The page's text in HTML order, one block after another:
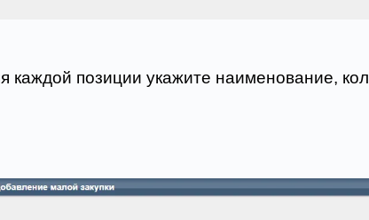
позиции укажите наименование,